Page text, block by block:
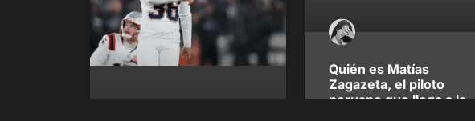
Quién es Matías
Zagazeta, el piloto
peruano que llega a la